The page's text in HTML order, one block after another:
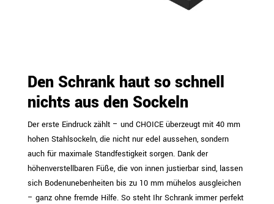
Den Schrank haut so schnell
nichts aus den Sockeln
Der erste Eindruck zählt – und CHOICE überzeugt mit 40 mm
hohen Stahlsockeln, die nicht nur edel aussehen, sondern
auch für maximale Standfestigkeit sorgen. Dank der
höhenverstellbaren Füße, die von innen justierbar sind, lassen
sich Bodenunebenheiten bis zu 10 mm mühelos ausgleichen
– ganz ohne fremde Hilfe. So steht Ihr Schrank immer perfekt